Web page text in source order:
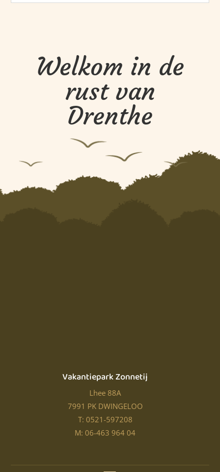
Welkom in de
rust van
Drenthe
Vakantiepark Zonnetij
Lhee 88A
7991 PK DWINGELOO
T: 0521-597208
M: 06-463 964 04